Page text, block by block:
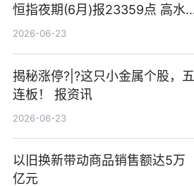
恒指夜期(6月)报23359点 高水
23点
2026-06-23
揭秘涨停?|?这只小金属个股，五
连板！ 报资讯
2026-06-23
以旧换新带动商品销售额达5万
亿元